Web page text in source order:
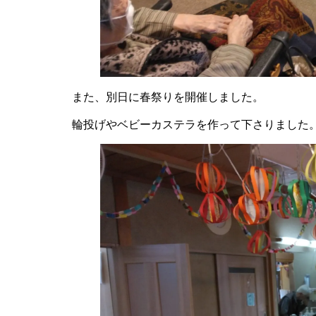
また、別日に春祭りを開催しました。
輪投げやベビーカステラを作って下さりました